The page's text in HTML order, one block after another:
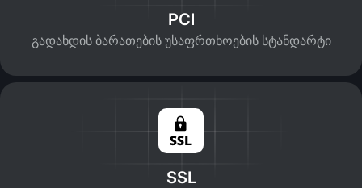
PCI
გადახდის ბარათების უსაფრთხოების სტანდარტი
SSL